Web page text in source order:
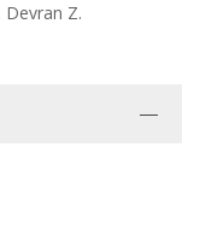
Devran Z.